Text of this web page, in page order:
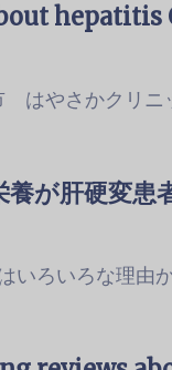
hepatitis
はやさかクリ
養が肝硬変
いろいろな理由